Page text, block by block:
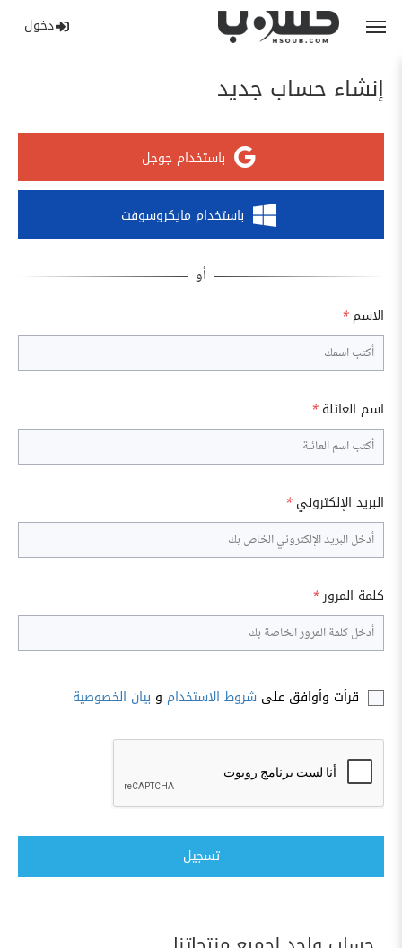
دخول
إنشاء حساب جديد
باستخدام جوجل
باستخدام مايكروسوفت
الاسم *
اسم العائلة *
البريد الإلكتروني *
كلمة المرور*
قرأت وأوافق على شروط الاستخدام و بيان الخصوصية
تسجيل